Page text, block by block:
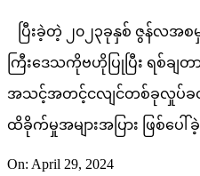
ပြီးခဲ့တဲ့ ၂၀၂၃ခုနှစ် ဇွန်လအစ
ကြီးဒေသကိုဗဟိုပြုပြီး ရစ်ချ
အသင့်အတင့်ငလျင်တစ်ခုလှုပ်ခတ်
ထိခိုက်မှုအများအပြား ဖြစ်ပေ
2024-
On: April 29, 2024